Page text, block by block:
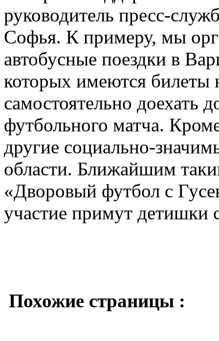
руководитель пресс-
Софья. К примеру, мы
автобусные поездки в
которых имеются билеты
самостоятельно доехать
футбольного матча.
другие социально-
области. Ближайшим
«Дворовый футбол с
участие примут детишки
Похожие страницы :